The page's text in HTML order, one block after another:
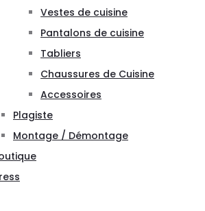
Vestes de cuisine
Pantalons de cuisine
Tabliers
Chaussures de Cuisine
Accessoires
Plagiste
Montage / Démontage